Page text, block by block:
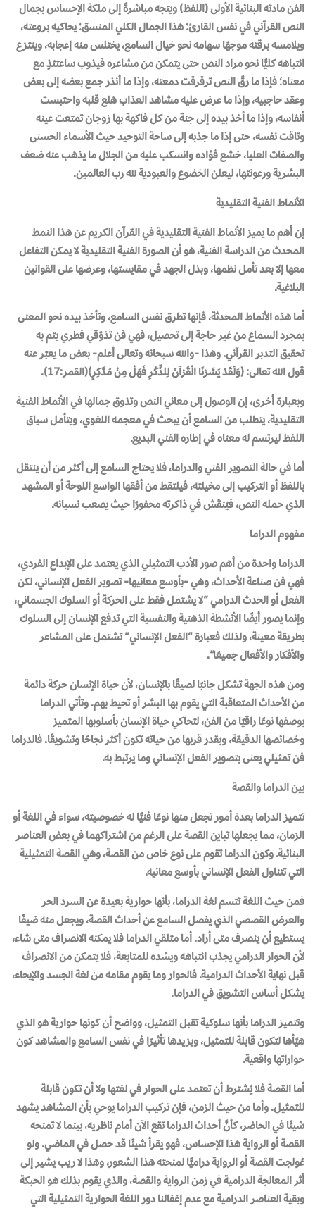
الفن مادته البنائية الأولى (اللفظ) ويتجه مباشرةً إلى ملكة الإحساس بجمال
النص القرآني في نفس القارئ؛ هذا الجمال الكلي المنسق؛ يحاكيه بروعته،
ويلامسه برقته موجهًا سهامه نحو خيال السامع، يختلس منه إعجابه، وينتزع
انتباهه كليًّا نحو مراد النص حتى يتمكن من مشاعره فيذوب ساعتئذٍ مع
معناه؛ فإذا ما رقّ النص ترقرقت دمعته، وإذا ما أنذر جمع بعضه إلى بعض
وعقد حاجبيه، وإذا ما عرض عليه مشاهد العذاب هلع قلبه واحتبست
أنفاسه، وإذا ما أخذ بيده إلى جنة من كل فاكهة بها زوجان تمتعت عينه
وتاقت نفسه، حتى إذا ما جذبه إلى ساحة التوحيد حيث الأسماء الحسنى
والصفات العليا، خشع فؤاده وانسكب عليه من الجلال ما يذهب عنه ضعف
البشرية ورعونتها، ليعلن الخضوع والعبودية لله رب العالمين.
الأنماط الفنية التقليدية
إن أهم ما يميز الأنماط الفنية التقليدية في القرآن الكريم عن هذا النمط
المحدث من الدراسة الفنية، هو أن الصورة الفنية التقليدية لا يمكن التفاعل
معها إلا بعد تأمل نظمها، وبذل الجهد في مقايستها، وعرضها على القوانين
البلاغية.
أما هذه الأنماط المحدثة، فإنها تطرق نفس السامع، وتأخذ بيده نحو المعنى
بمجرد السماع من غير حاجة إلى تحصيل، فهي فن تذوّقي فطري يتم به
تحقيق التدبر القرآني. وهذا -والله سبحانه وتعالى أعلم- بعض ما يعبّر عنه
قول الله تعالى: ﴿وَلَقَدْ يَسَّرْنَا الْقُرْآنَ لِلذِّكْرِ فَهَلْ مِنْ مُدَّكِرٍ﴾(القمر:17).
وبعبارة أخرى، إن الوصول إلى معاني النص وتذوق جمالها في الأنماط الفنية
التقليدية، يتطلب من السامع أن يبحث في معجمه اللغوي، ويتأمل سياق
اللفظ ليرتسم له معناه في إطاره الفني البديع.
أما في حالة التصوير الفني والدراما، فلا يحتاج السامع إلى أكثر من أن ينتقل
باللفظ أو التركيب إلى مخيلته، فيلتقط من أفقها الواسع اللوحة أو المشهد
الذي حمله النص، فيُنقَش في ذاكرته محفورًا حيث يصعب نسيانه.
مفهوم الدراما
الدراما واحدة من أهم صور الأدب التمثيلي الذي يعتمد على الإبداع الفردي،
فهي فن صناعة الأحداث، وهي -بأوسع معانيها- تصوير الفعل الإنساني، لكن
الفعل أو الحدث الدرامي “لا يشتمل فقط على الحركة أو السلوك الجسماني،
وإنما يصور أيضًا الأنشطة الذهنية والنفسية التي تدفع الإنسـان إلى السـلوك
بطريقة معينة، ولذلك فعبارة “الفعل الإنساني” تشتمل على المشاعر
والأفكار والأفعال جميعًا”.
ومن هذه الجهة تشكل جانبًا لصيقًا بالإنسان، لأن حياة الإنسان حركة دائمة
من الأحداث المتعاقبة التي يقوم بها البشر أو تحيط بهم. وتأتي الدراما
بوصفها نوعًا راقيًا من الفن، لتحاكي حياة الإنسان بأسلوبها المتميز
وخصائصها الدقيقة، وبقدر قربها من حياته تكون أكثر نجاحًا وتشويقًا. فالدراما
فن تمثيلي يعنى بتصوير الفعل الإنساني وما يرتبط به.
بين الدراما والقصة
تتميز الدراما بعدة أمور تجعل منها نوعًا فنيًّا له خصوصيته، سواء في اللغة أو
الزمان، مما يجعلها تباين القصة على الرغم من اشتراكهما في بعض العناصر
البنائية. وكون الدراما تقوم على نوع خاص من القصة، وهي القصة التمثيلية
التي تتناول الفعل الإنساني بأوسع معانيه.
فمن حيث اللغة تتسم لغة الدراما، بأنها حوارية بعيدة عن السرد الحر
والعرض القصصي الذي يفصل السامع عن أحداث القصة، ويجعل منه ضيفًا
يستطيع أن ينصرف متى أراد. أما متلقي الدراما فلا يمكنه الانصراف متى شاء،
لأن الحوار الدرامي يجذب انتباهه ويشده للمتابعة، فلا يتمكن من الانصراف
قبل نهاية الأحداث الدرامية. فالحوار وما يقوم مقامه من لغة الجسد والإيحاء،
يشكل أساس التشويق في الدراما.
وتتميز الدراما بأنها سلوكية تقبل التمثيل، وواضح أن كونها حوارية هو الذي
هيَّأها لتكون قابلة للتمثيل، ويزيدها تأثيرًا في نفس السامع والمشاهد كون
حواراتها واقعية.
أما القصة فلا يُشترط أن تعتمد على الحوار في لغتها ولا أن تكون قابلة
للتمثيل. وأما من حيث الزمن، فإن تركيب الدراما يوحي بأن المشاهد يشهد
شيئًا في الحاضر، كأنَّ أحداث الدراما تقع الآن أمام ناظريه، بينما لا تمنحه
القصة أو الرواية هذا الإحساس، فهو يقرأ شيئًا قد حصل في الماضي. ولو
عُولجت القصة أو الرواية دراميًّا لمنحته هذا الشعور، وهذا لا ريب يشير إلى
أثر المعالجة الدرامية في زمن الرواية والقصة، والذي يقوم بذلك هو الحبكة
وبقية العناصر الدرامية مع عدم إغفالنا دور اللغة الحوارية التمثيلية التي